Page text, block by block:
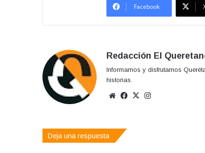
Facebook
Redacción El
Informamos y disfrutamos
historias.
Sitio
Facebook
X
Deja una respuesta